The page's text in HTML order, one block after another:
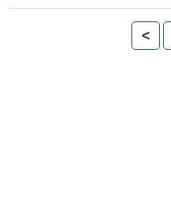
<